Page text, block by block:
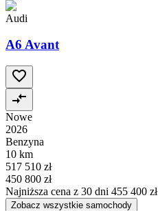
Audi
A6 Avant
Nowe
2026
Benzyna
10 km
517 510 zł
450 800 zł
Najniższa cena z 30 dni 455 400 zł
Zobacz wszystkie samochody